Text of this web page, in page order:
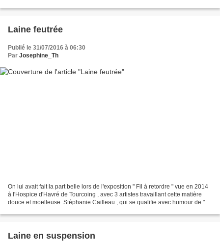
Laine feutrée
Publié le 31/07/2016 à 06:30
Par Josephine_Th
On lui avait fait la part belle lors de l'exposition " Fil à retordre " vue en 2014
à l'Hospice d'Havré de Tourcoing , avec 3 artistes travaillant cette matière
douce et moelleuse. Stéphanie Cailleau , qui se qualifie avec humour de "
Laine en suspension